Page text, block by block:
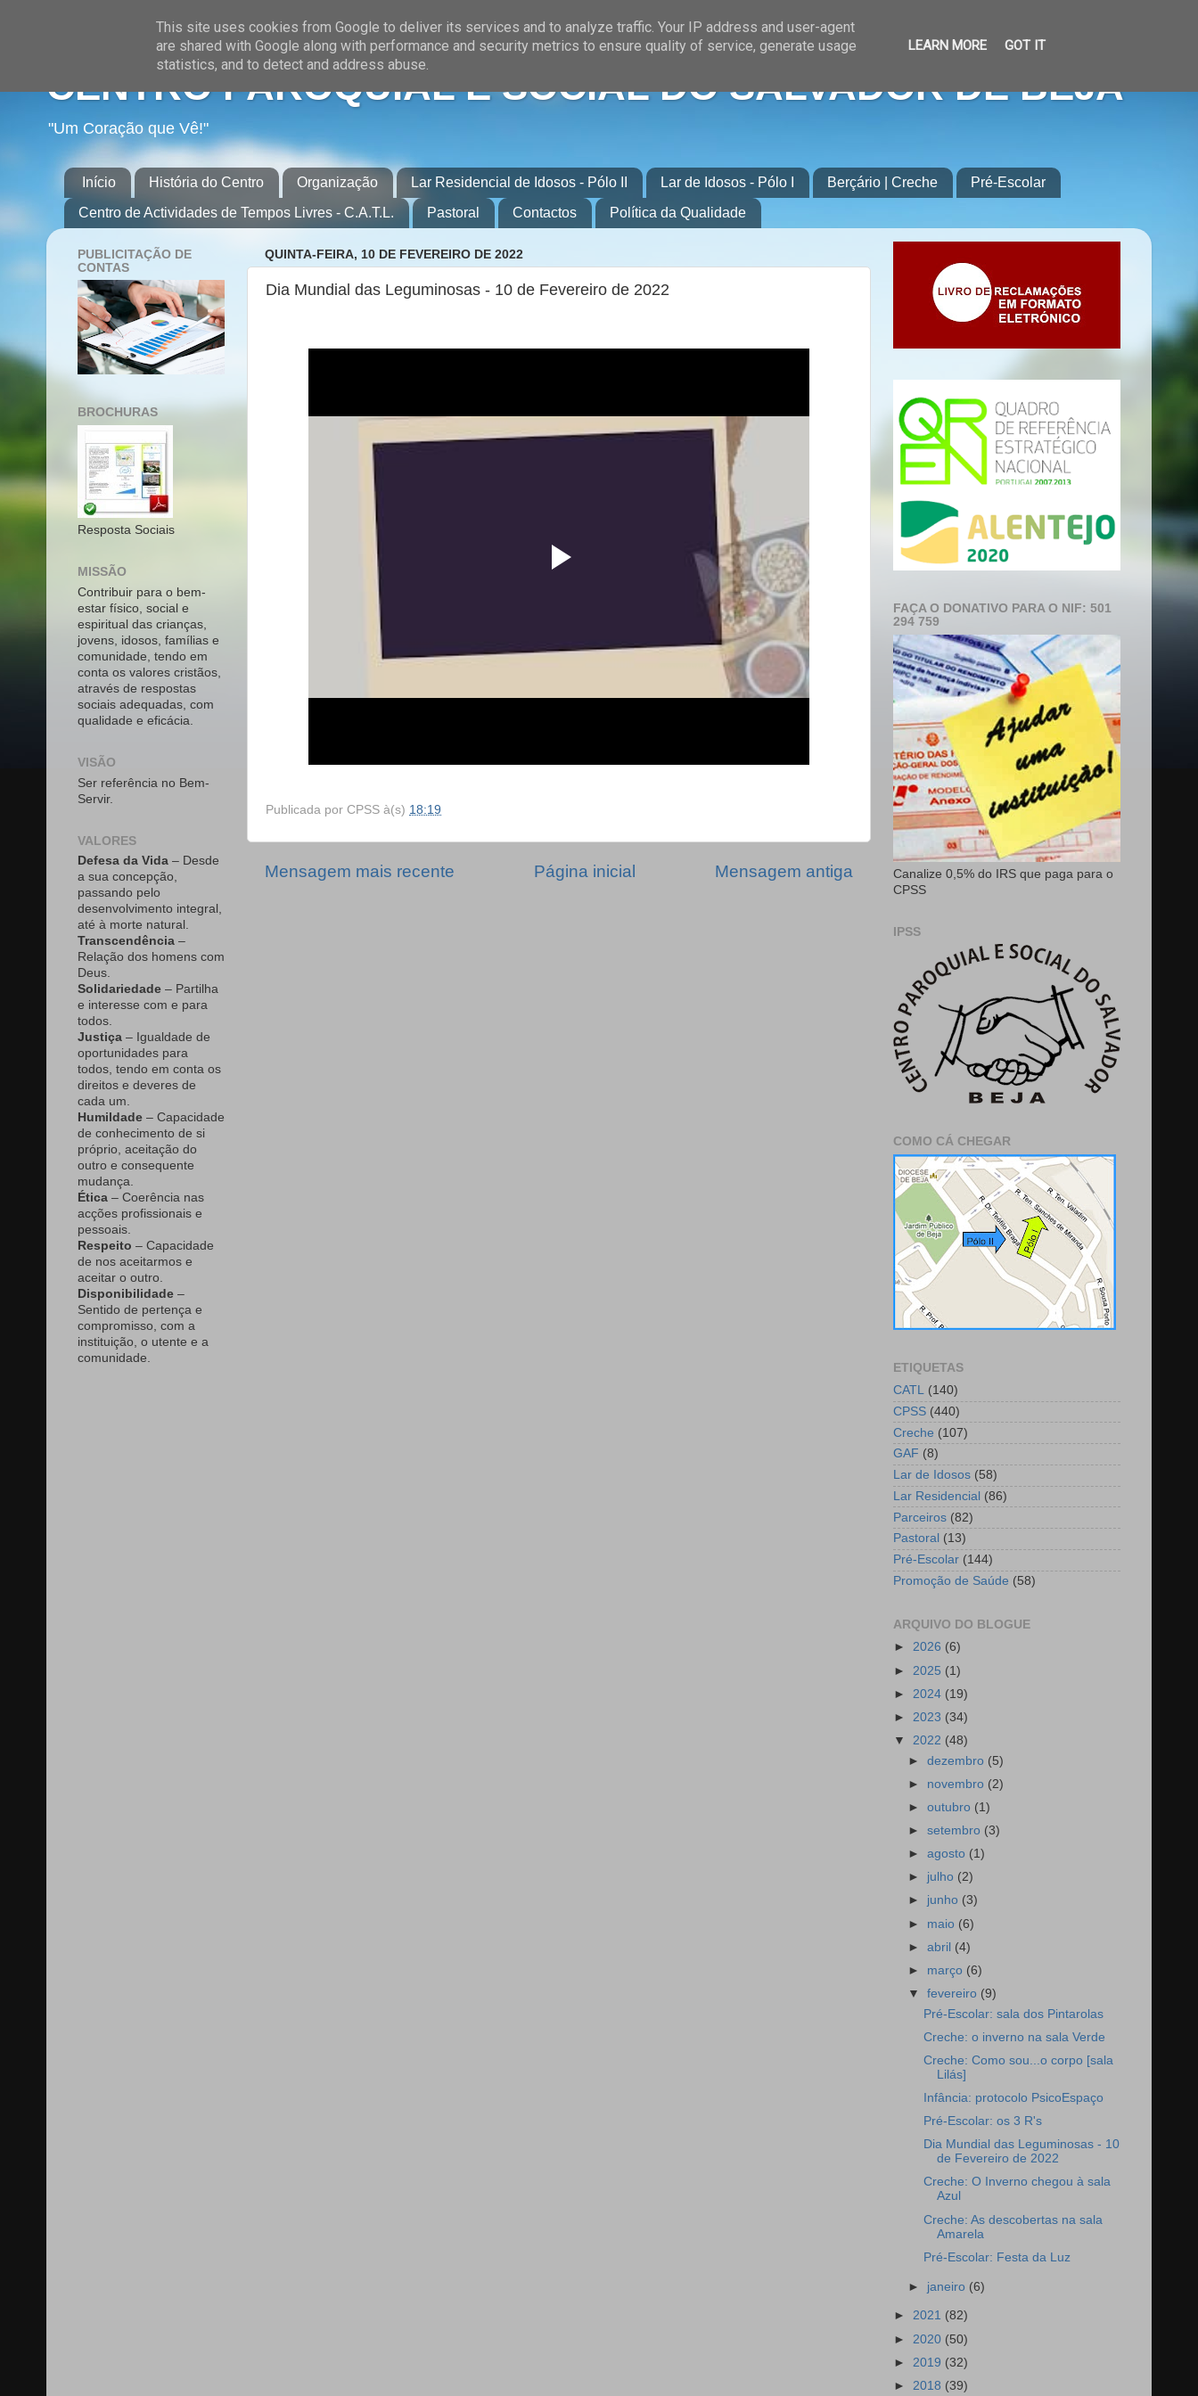
CENTRO PAROQUIAL E SOCIAL DO SALVADOR DE BEJA
"Um Coração que Vê!"
Início História do Centro Organização Lar Residencial de Idosos - Pólo II Lar de Idosos - Pólo I Berçário | Creche
Pré-Escolar
Centro de Actividades de Tempos Livres - C.A.T.L.
Pastoral Contactos Política da Qualidade
QUINTA-FEIRA, 10 DE FEVEREIRO DE 2022
Dia Mundial das Leguminosas - 10 de Fevereiro de 2022
Publicada por CPSS à(s) 18:19
Mensagem mais recente Mensagem antiga
Página inicial
PUBLICITAÇÃO DE
CONTAS
BROCHURAS
Resposta Sociais
MISSÃO
Contribuir para o bem-
estar físico, social e
espiritual das crianças,
jovens, idosos, famílias e
comunidade, tendo em
conta os valores cristãos,
através de respostas
sociais adequadas, com
qualidade e eficácia.
VISÃO
Ser referência no Bem-
Servir.
VALORES
Defesa da Vida – Desde
a sua concepção,
passando pelo
desenvolvimento integral,
até à morte natural.
Transcendência –
Relação dos homens com
Deus.
Solidariedade – Partilha
e interesse com e para
todos.
Justiça – Igualdade de
oportunidades para
todos, tendo em conta os
direitos e deveres de
cada um.
Humildade – Capacidade
de conhecimento de si
próprio, aceitação do
outro e consequente
mudança.
Ética – Coerência nas
acções profissionais e
pessoais.
Respeito – Capacidade
de nos aceitarmos e
aceitar o outro.
Disponibilidade –
Sentido de pertença e
compromisso, com a
instituição, o utente e a
comunidade.
FAÇA O DONATIVO PARA O NIF: 501
294 759
Canalize 0,5% do IRS que paga para o
CPSS
IPSS
COMO CÁ CHEGAR
ETIQUETAS
CATL (140)
CPSS (440)
Creche (107)
GAF (8)
Lar de Idosos (58)
Lar Residencial (86)
Parceiros (82)
Pastoral (13)
Pré-Escolar (144)
Promoção de Saúde (58)
ARQUIVO DO BLOGUE
► 2026 (6)
► 2025 (1)
► 2024 (19)
► 2023 (34)
▼ 2022 (48)
►dezembro (5)
► novembro (2)
►outubro (1)
►setembro (3)
►agosto (1)
► julho (2)
► junho (3)
► maio (6)
►abril (4)
► março (6)
▼fevereiro (9)
Pré-Escolar: sala dos Pintarolas
Creche: o inverno na sala Verde
Creche: Como sou...o corpo [sala
Lilás]
Infância: protocolo PsicoEspaço
Pré-Escolar: os 3 R's
Dia Mundial das Leguminosas - 10
de Fevereiro de 2022
Creche: O Inverno chegou à sala
Azul
Creche: As descobertas na sala
Amarela
Pré-Escolar: Festa da Luz
► janeiro (6)
► 2021 (82)
► 2020 (50)
► 2019 (32)
► 2018 (39)
This site uses cookies from Google to deliver its services and to analyze traffic. Your IP address and user-agent
are shared with Google along with performance and security metrics to ensure quality of service, generate usage
statistics, and to detect and address abuse.
LEARN MORE GOT IT